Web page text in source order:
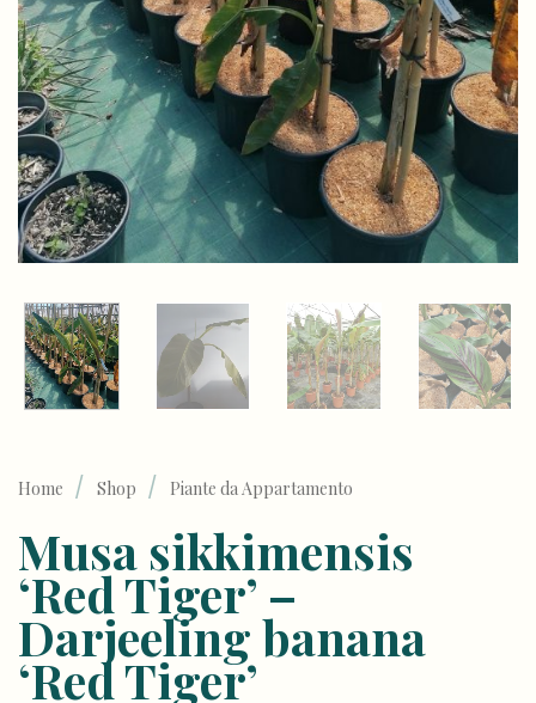
Home / Shop / Piante da Appartamento
Musa sikkimensis
‘Red Tiger’ –
Darjeeling banana
‘Red Tiger’